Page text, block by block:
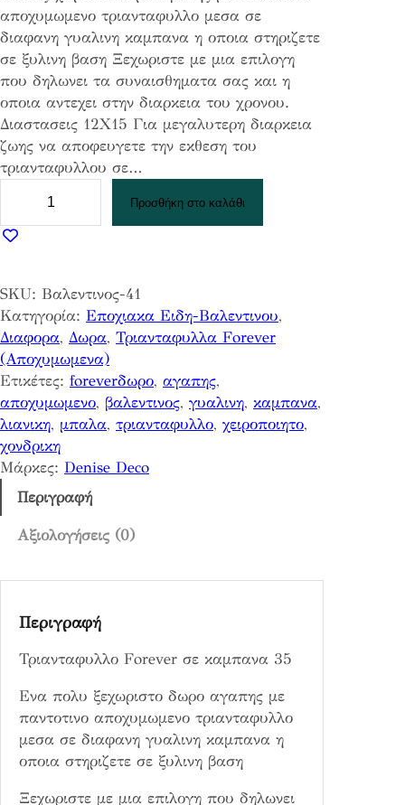
αποχυμωμενο τριανταφυλλο μεσα σε
διαφανη γυαλινη καμπανα η οποια στηριζετε
σε ξυλινη βαση Ξεχωριστε με μια επιλογη
που δηλωνει τα συναισθηματα σας και η
οποια αντεχει στην διαρκεια του χρονου.
Διαστασεις 12Χ15 Για μεγαλυτερη διαρκεια
ζωης να αποφευγετε την εκθεση του
τριανταφυλλου σε…
ι
τ
α
φ
υ
λ
λ
ο
F
o
e
r
Προσθήκη στο καλάθι
SKU: Βαλεντινος-41
Κατηγορία: Εποχιακα Ειδη-Βαλεντινου
Διαφορα, Δωρα, Τριανταφυλλα Forever
(Αποχυμωμενα)
Ετικέτες: foreverδωρο, αγαπης
αποχυμωμενο, βαλεντινος, γυαλινη, καμπανα
λιανικη, μπαλα, τριανταφυλλο, χειροποιητο
χονδρικη
Μάρκες: Denise Deco
Περιγραφή
Αξιολογήσεις (0)
Περιγραφή
Τριανταφυλλο Forever σε καμπανα 35
Ενα πολυ ξεχωριστο δωρο αγαπης με
παντοτινο αποχυμωμενο τριανταφυλλο
μεσα σε διαφανη γυαλινη καμπανα η
οποια στηριζετε σε ξυλινη βαση
Ξεχωριστε με μια επιλογη που δηλωνει